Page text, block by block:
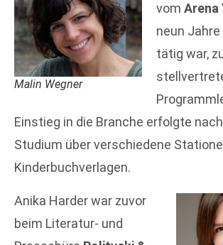
Malin Wegner
vom Arena
neun
tätig war,
Einstieg in die Branche erfolgte
Studium über verschiedene
Kinderbuchverlagen.
Anika Harder war zuvor
beim Literatur- und